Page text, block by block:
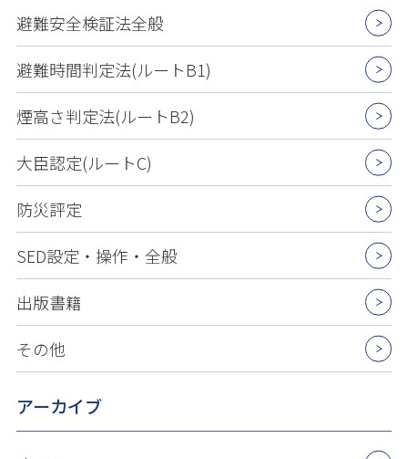
避難安全検証法全般
避難時間判定法(ルートB1)
煙高さ判定法(ルートB2)
大臣認定(ルートC)
防災評定
SED設定・操作・全般
出版書籍
その他
アーカイブ